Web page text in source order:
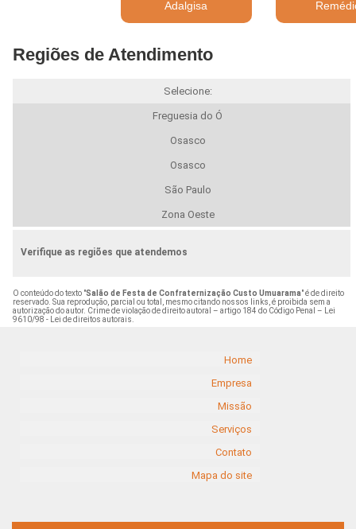
Adalgisa
Regiões de Atendimento
Selecione:
Freguesia do Ó
Osasco
Osasco
São Paulo
Zona Oeste
Verifique as regiões que atendemos
O conteúdo do texto "Salão de Festa de Confraternização Custo Umuarama" é de direito
reservado. Sua reprodução, parcial ou total, mesmo citando nossos links, é proibida sem a
autorização do autor. Crime de violação de direito autoral – artigo 184 do Código Penal –
Lei
9610/98 - Lei de direitos autorais
Home
Empresa
Missão
Serviços
Contato
Mapa do site